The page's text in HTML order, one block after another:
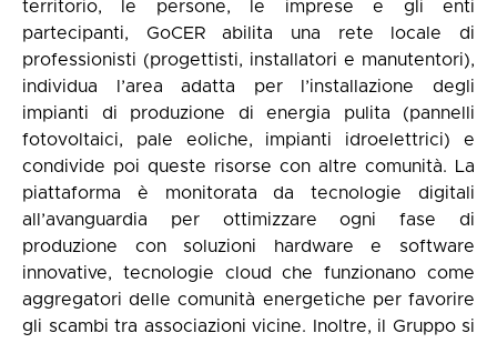
territorio, le persone, le imprese e gli enti
partecipanti, GoCER abilita una rete locale di
professionisti (progettisti, installatori e manutentori),
individua l’area adatta per l’installazione degli
impianti di produzione di energia pulita (pannelli
fotovoltaici, pale eoliche, impianti idroelettrici) e
condivide poi queste risorse con altre comunità. La
piattaforma è monitorata da tecnologie digitali
all’avanguardia per ottimizzare ogni fase di
produzione con soluzioni hardware e software
innovative, tecnologie cloud che funzionano come
aggregatori delle comunità energetiche per favorire
gli scambi tra associazioni vicine. Inoltre, il Gruppo si